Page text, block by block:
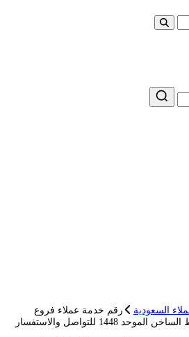
السعودية
رقم خدمة عملاء فروع
للتواصل والاستفسار